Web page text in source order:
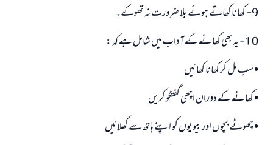
9- کھانا کھاتے ہوئے بلا ضرورت نہ تھوکے۔
10- یہ بھی کھانے کے آداب میں شامل ہے کہ :
• سب مل کر کھانا کھائیں
• کھانے کے دوران اچھی گفتگو کریں
• چھوٹے بچوں اور بیویوں کو اپنے ہاتھ سے کھلائیں
نیکی کی رہنمائی کرنے والے کو بھی نیکی کرنے والے کے برابر اجر ملتا ہے۔
(مسلم : 1893)
ابھی تعاون کریں